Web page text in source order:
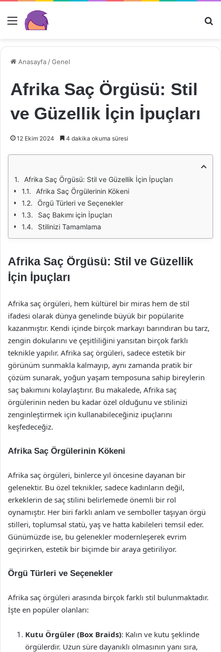
Menü
Anasayfa /Genel
Afrika Saç Örgüsü: Stil
ve Güzellik İçin İpuçları
12 Ekim 2024 4 dakika okuma süresi
Afrika Saç Örgüsü: Stil ve Güzellik İçin İpuçları
Afrika Saç Örgülerinin Kökeni
Örgü Türleri ve Seçenekler
Saç Bakımı için İpuçları
Stilinizi Tamamlama
Afrika Saç Örgüsü: Stil ve Güzellik
İçin İpuçları
Afrika saç örgüleri, hem kültürel bir miras hem de stil
ifadesi olarak dünya genelinde büyük bir popülarite
kazanmıştır. Kendi içinde birçok markayı barındıran bu tarz,
zengin dokularını ve çeşitliliğini yansıtan birçok farklı
teknikle yapılır. Afrika saç örgüleri, sadece estetik bir
görünüm sunmakla kalmayıp, aynı zamanda pratik bir
çözüm sunarak, yoğun yaşam temposuna sahip bireylerin
saç bakımını kolaylaştırır. Bu makalede, Afrika saç
örgülerinin neden bu kadar özel olduğunu ve stilinizi
zenginleştirmek için kullanabileceğiniz ipuçlarını
keşfedeceğiz.
Afrika Saç Örgülerinin Kökeni
Afrika saç örgüleri, binlerce yıl öncesine dayanan bir
gelenektir. Bu özel teknikler, sadece kadınların değil,
erkeklerin de saç stilini belirlemede önemli bir rol
oynamıştır. Her biri farklı anlam ve semboller taşıyan örgü
stilleri, toplumsal statü, yaş ve hatta kabileleri temsil eder.
Günümüzde ise, bu gelenekler modernleşerek evrim
geçirirken, estetik bir biçimde bir araya getiriliyor.
Örgü Türleri ve Seçenekler
Afrika saç örgüleri arasında birçok farklı stil bulunmaktadır.
İşte en popüler olanları:
Kutu Örgüler (Box Braids): Kalın ve kutu şeklinde
örgülerdir. Uzun süre dayanıklı olmasının yanı sıra,